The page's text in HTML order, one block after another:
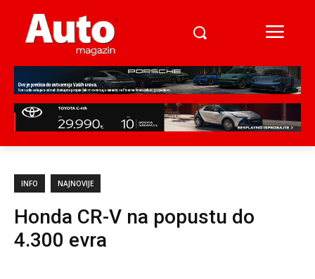
INFO NAJNOVIJE
Honda CR-V na popustu do
4.300 evra